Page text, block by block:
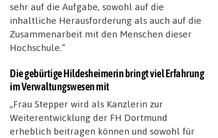
sehr auf die Aufgabe, sowohl auf die
inhaltliche Herausforderung als auch auf die
Zusammenarbeit mit den Menschen dieser
Hochschule.“
Die gebürtige Hildesheimerin bringt viel Erfahrung
im Verwaltungswesen mit
„Frau Stepper wird als Kanzlerin zur
Weiterentwicklung der FH Dortmund
erheblich beitragen können und sowohl für